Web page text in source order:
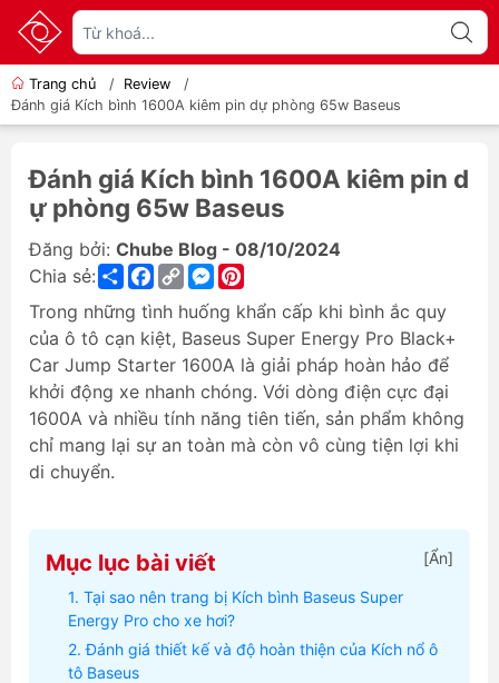
Trang chủ / Review
/
Đánh giá Kích bình 1600A kiêm pin dự phòng 65w Baseus
Đánh giá Kích bình 1600A kiêm pin d
ự phòng 65w Baseus
Đăng bởi: Chube Blog - 08/10/2024
Chia sẻ:
ShareFacebook
Copy
Link
Messenger
Trong những tình huống khẩn cấp khi bình ắc quy
của ô tô cạn kiệt, Baseus Super Energy Pro Black+
Car Jump Starter 1600A là giải pháp hoàn hảo để
khởi động xe nhanh chóng. Với dòng điện cực đại
1600A và nhiều tính năng tiên tiến, sản phẩm không
chỉ mang lại sự an toàn mà còn vô cùng tiện lợi khi
di chuyển.
Mục lục bài viết [Ẩn]
Tại sao nên trang bị Kích bình Baseus Super
Energy Pro cho xe hơi?
Đánh giá thiết kế và độ hoàn thiện của Kích nổ ô
tô Baseus